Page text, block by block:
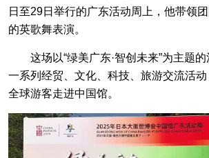
日至29日举行的广东活动周上，他带领
的英歌舞表演。
这场以“绿美广东·智创未来”为主题的
一系列经贸、文化、科技、旅游交流活
全球游客走进中国馆。